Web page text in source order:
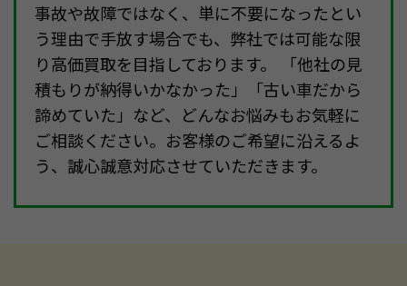
事故や故障ではなく、単に不要になったとい
う理由で手放す場合でも、弊社では可能な限
り高価買取を目指しております。 「他社の見
積もりが納得いかなかった」「古い車だから
諦めていた」など、どんなお悩みもお気軽に
ご相談ください。お客様のご希望に沿えるよ
う、誠心誠意対応させていただきます。